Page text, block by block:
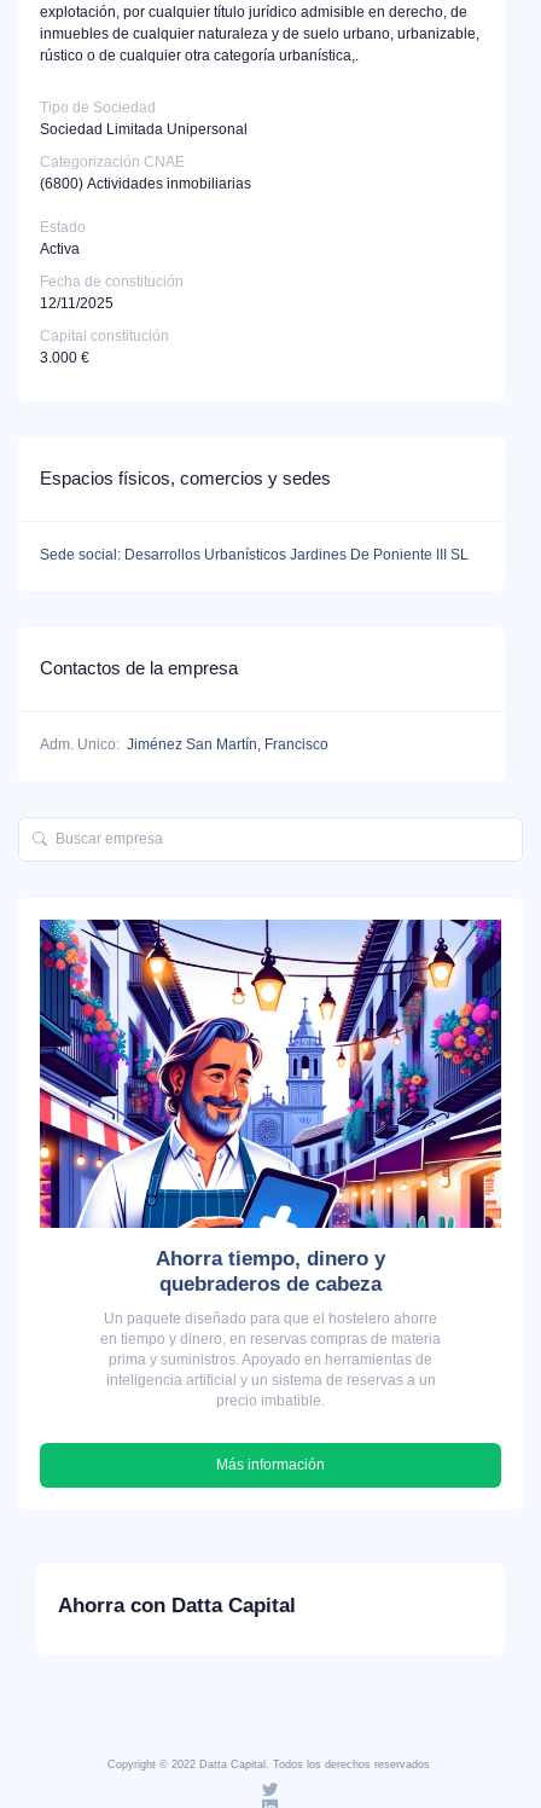
explotación, por cualquier título jurídico admisible en derecho, de
inmuebles de cualquier naturaleza y de suelo urbano, urbanizable,
rústico o de cualquier otra categoría urbanística,.
Tipo de Sociedad
Sociedad Limitada Unipersonal
Categorización CNAE
(6800) Actividades inmobiliarias
Estado
Activa
Fecha de constitución
12/11/2025
Capital constitución
3.000 €
Espacios físicos, comercios y sedes
Sede social: Desarrollos Urbanísticos Jardines De Poniente III SL
Contactos de la empresa
Adm. Unico: Jiménez San Martín, Francisco
Ahorra tiempo, dinero y
quebraderos de cabeza
Un paquete diseñado para que el hostelero ahorre
en tiempo y dinero, en reservas compras de materia
prima y suministros. Apoyado en herramientas de
inteligencia artificial y un sistema de reservas a un
precio imbatible.
Más información
Ahorra con Datta Capital
Copyright © 2022 Datta Capital. Todos los derechos reservados